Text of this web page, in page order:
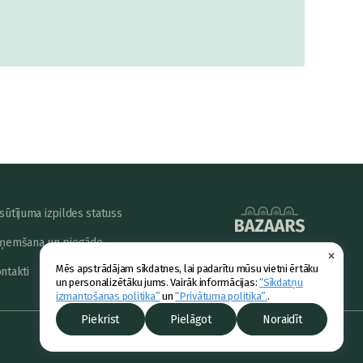
×
Mēs apstrādājam sīkdatnes, lai padarītu mūsu vietni ērtāku
un personalizētāku jums. Vairāk informācijas:“Sīkdatņu
izmantošanas politika” un“Privātuma politika”..
Piekrist Pielāgot Noraidīt
izpildes statuss
un piegāde